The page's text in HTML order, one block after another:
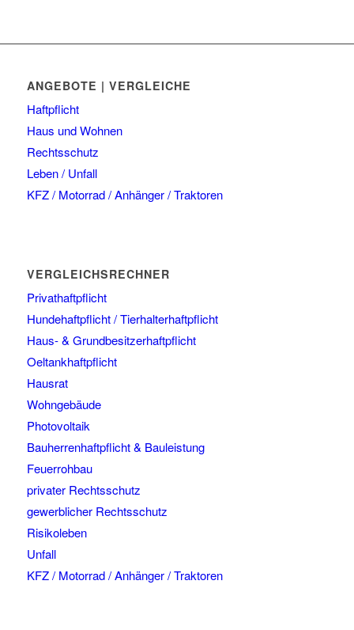
ANGEBOTE | VERGLEICHE
Haftpflicht
Haus und Wohnen
Rechtsschutz
Leben / Unfall
KFZ / Motorrad / Anhänger / Traktoren
VERGLEICHSRECHNER
Privathaftpflicht
Hundehaftpflicht / Tierhalterhaftpflicht
Haus- & Grundbesitzerhaftpflicht
Oeltankhaftpflicht
Hausrat
Wohngebäude
Photovoltaik
Bauherrenhaftpflicht & Bauleistung
Feuerrohbau
privater Rechtsschutz
gewerblicher Rechtsschutz
Risikoleben
Unfall
KFZ / Motorrad / Anhänger / Traktoren